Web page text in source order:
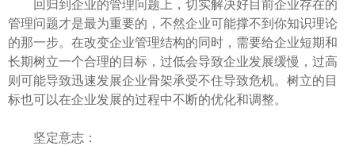
管理问题才是最为重要的，不然企业可能撑不到你知识理论
的那一步。在改变企业管理结构的同时，需要给企业短期和
长期树立一个合理的目标，过低会导致企业发展缓慢，过高
则可能导致迅速发展企业骨架承受不住导致危机。树立的目
标也可以在企业发展的过程中不断的优化和调整。
坚定意志：